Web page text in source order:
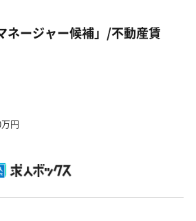
ネージャー候補」/不動産賃
円